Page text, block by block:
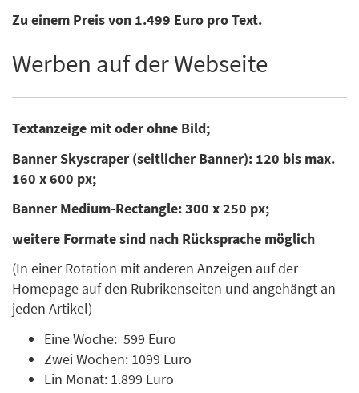
Zu einem Preis von 1.499 Euro pro Text.
Werben auf der Webseite
Textanzeige mit oder ohne Bild;
Banner Skyscraper (seitlicher Banner): 120 bis max.
160 x 600 px;
Banner Medium-Rectangle: 300 x 250 px;
weitere Formate sind nach Rücksprache möglich
(In einer Rotation mit anderen Anzeigen auf der
Homepage auf den Rubrikenseiten und angehängt an
jeden Artikel)
Eine Woche: 599 Euro
Zwei Wochen: 1099 Euro
Ein Monat: 1.899 Euro